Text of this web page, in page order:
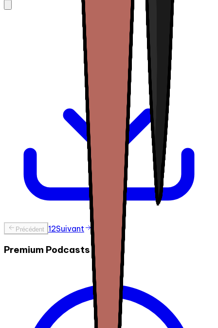
Précédent 12Suivant
Premium Podcasts